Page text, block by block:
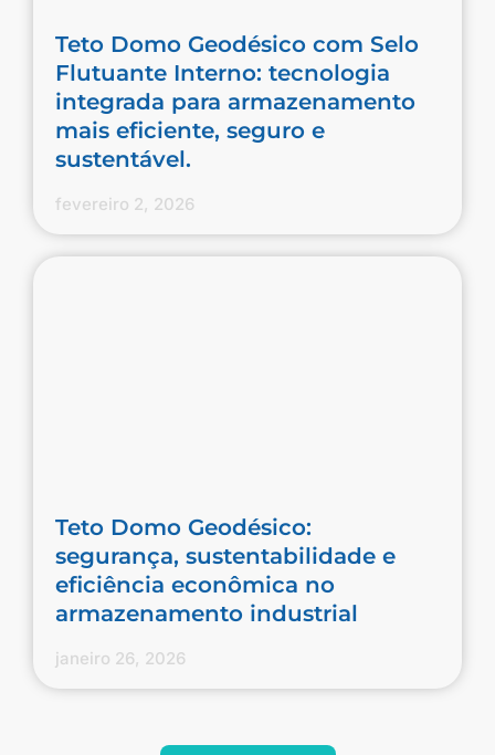
Teto Domo Geodésico com Selo
Flutuante Interno: tecnologia
integrada para armazenamento
mais eficiente, seguro e
sustentável.
fevereiro 2, 2026
Teto Domo Geodésico:
segurança, sustentabilidade e
eficiência econômica no
armazenamento industrial
janeiro 26, 2026